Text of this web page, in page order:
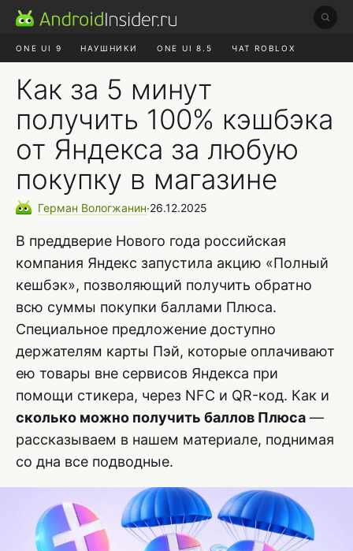
ONE UI 9 НАУШНИКИ ONE UI 8.5 ЧАТ ROBLOX
Как за 5 минут
получить 100% кэшбэка
от Яндекса за любую
покупку в магазине
Герман Вологжанин∙26.12.2025
В преддверие Нового года российская
компания Яндекс запустила акцию «Полный
кешбэк», позволяющий получить обратно
всю суммы покупки баллами Плюса.
Специальное предложение доступно
держателям карты Пэй, которые оплачивают
ею товары вне сервисов Яндекса при
помощи стикера, через NFC и QR-код. Как и
сколько можно получить баллов Плюса —
рассказываем в нашем материале, поднимая
со дна все подводные.